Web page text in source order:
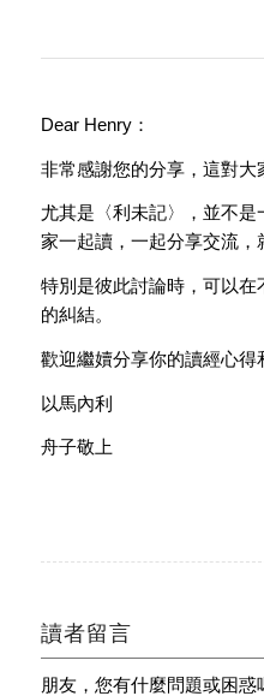
Dear Henry：
非常感謝您的分享，這對大
尤其是〈利未記〉，並不
家一起讀，一起分享交流，
特別是彼此討論時，可以在
的糾結。
歡迎繼嬻分享你的讀經心得
以馬內利
舟子敬上
讀者留言
朋友，您有什麼問題或困惑